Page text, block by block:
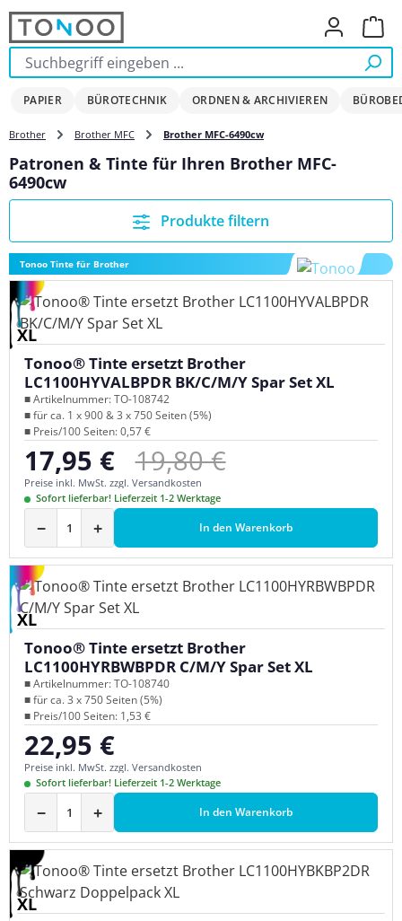
Zum Hauptinhalt springen
PAPIER BÜROTECHNIK ORDNEN & ARCHIVIEREN
Brother Brother MFC Brother MFC-6490cw
Patronen & Tinte für Ihren Brother MFC-
6490cw
Produkte filtern
Tonoo Tinte für Brother
XL
Tonoo® Tinte ersetzt Brother
LC1100HYVALBPDR BK/C/M/Y Spar Set XL
■ Artikelnummer: TO-108742
■ für ca. 1 x 900 & 3 x 750 Seiten (5%)
■ Preis/100 Seiten: 0,57 €
Verkaufspreis:
17,95 € Regulärer Preis:
19,80 €
Preise inkl. MwSt. zzgl. Versandkosten
Sofort lieferbar! Lieferzeit 1-2 Werktage
− + In den Warenkorb
XL
Tonoo® Tinte ersetzt Brother
LC1100HYRBWBPDR C/M/Y Spar Set XL
■ Artikelnummer: TO-108740
■ für ca. 3 x 750 Seiten (5%)
■ Preis/100 Seiten: 1,53 €
Regulärer Preis:
22,95 €
Preise inkl. MwSt. zzgl. Versandkosten
Sofort lieferbar! Lieferzeit 1-2 Werktage
− + In den Warenkorb
XL